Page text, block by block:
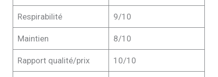
Respirabilité 9/10
Maintien 8/10
Rapport qualité/prix 10/10